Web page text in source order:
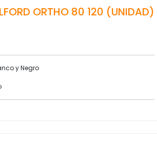
ORTHO 80 120 (UNIDAD)
y Negro